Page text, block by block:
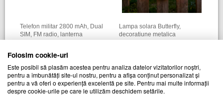
Telefon militar 2800 mAh, Dual
SIM, FM radio, lanterna
22977 113 lei
Lampa solara Butterfly,
decoratiune metalica
28772 135 lei
Folosim cookie-uri
Este posibil să plasăm acestea pentru analiza datelor vizitatorilor noștri,
pentru a îmbunătăți site-ul nostru, pentru a afișa conținut personalizat și
pentru a vă oferi o experiență excelentă pe site. Pentru mai multe informații
despre cookie-urile pe care le utilizăm deschidem setările.